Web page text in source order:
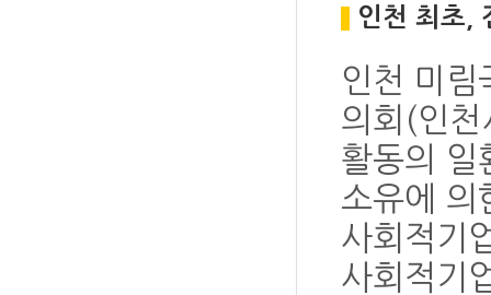
인천 최초,
인천 미림
의회(인천
활동의 일
소유에 의
사회적기
사회적기